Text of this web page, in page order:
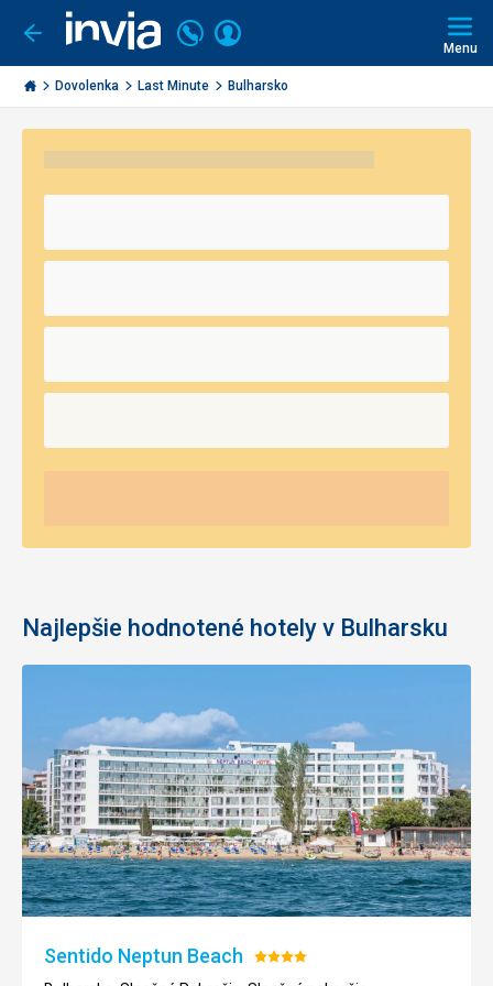
Ísť
späť
Invia.sk
Volajte
+421
2
3221
Prihlásiť
Menu
Dovolenka Last Minute Bulharsko
Najlepšie hodnotené hotely v Bulharsku
Sentido Neptun Beach Hodnotenie: